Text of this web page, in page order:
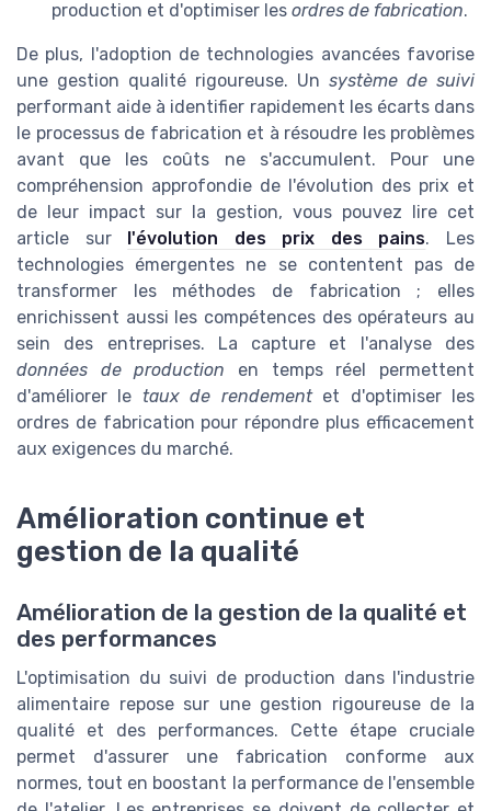
production et d'optimiser les ordres de fabrication.
De plus, l'adoption de technologies avancées favorise
une gestion qualité rigoureuse. Un système de suivi
performant aide à identifier rapidement les écarts dans
le processus de fabrication et à résoudre les problèmes
avant que les coûts ne s'accumulent. Pour une
compréhension approfondie de l'évolution des prix et
de leur impact sur la gestion, vous pouvez lire cet
article sur
l'évolution des prix des pains. Les
technologies émergentes ne se contentent pas de
transformer les méthodes de fabrication ; elles
enrichissent aussi les compétences des opérateurs au
sein des entreprises. La capture et l'analyse des
données de production en temps réel permettent
d'améliorer le taux de rendementet d'optimiser les
ordres de fabrication pour répondre plus efficacement
aux exigences du marché.
Amélioration continue et
gestion de la qualité
Amélioration de la gestion de la qualité et
des performances
L'optimisation du suivi de production dans l'industrie
alimentaire repose sur une gestion rigoureuse de la
qualité et des performances. Cette étape cruciale
permet d'assurer une fabrication conforme aux
normes, tout en boostant la performance de l'ensemble